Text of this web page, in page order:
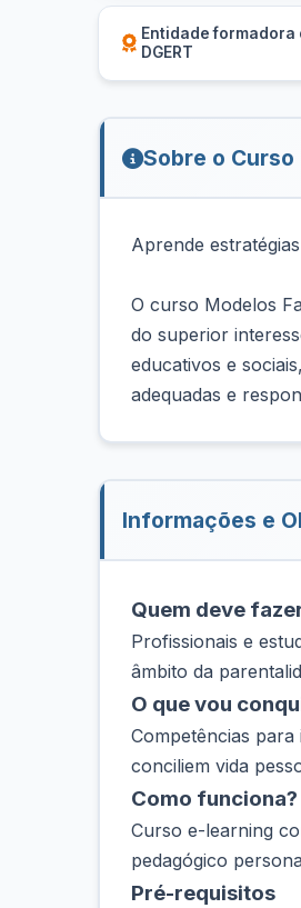
Entidade
DGERT
Sobre o Curso
Aprende
O curso Modelos
do superior
educativos e
adequadas e
Informações e
Quem deve
Profissionais e
âmbito da
O que vou
Competências
conciliem vida
Como funciona?
Curso e-learning
pedagógico
Pré-requisitos